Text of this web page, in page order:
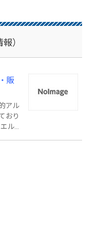
）
販
アル
おり